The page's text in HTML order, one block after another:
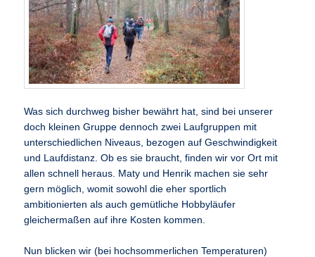
Was sich durchweg bisher bewährt hat, sind bei unserer
doch kleinen Gruppe dennoch zwei Laufgruppen mit
unterschiedlichen Niveaus, bezogen auf Geschwindigkeit
und Laufdistanz. Ob es sie braucht, finden wir vor Ort mit
allen schnell heraus. Maty und Henrik machen sie sehr
gern möglich, womit sowohl die eher sportlich
ambitionierten als auch gemütliche Hobbyläufer
gleichermaßen auf ihre Kosten kommen.
Nun blicken wir (bei hochsommerlichen Temperaturen)